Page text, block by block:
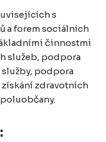
s
a forem sociálních
činnostmi
služeb, podpora
podpora
zdravotních